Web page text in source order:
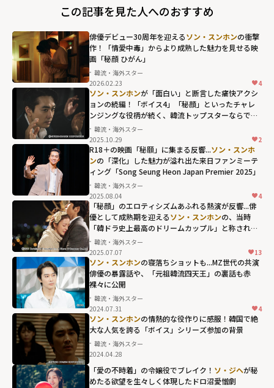
この記事を見た人へのおすすめ
俳優デビュー30周年を迎えるソン・スンホンの衝撃
作！「情愛中毒」からより成熟した魅力を見せる映
画「秘顔 ひがん」
韓流・海外スター
2026.02.23
4
ソン・スンホンが「面白い」と断言した痛快アクシ
ョンの続編！「ボイス4」「秘顔」といったチャレ
ンジングな役柄が続く、韓流トップスターならでは
の抜群のオーラ
韓流・海外スター
2025.10.29
2
R18＋の映画「秘願」に集まる反響...ソン・スンホ
ンの「深化」した魅力が溢れ出た来日ファンミーテ
ィング「Song Seung Heon Japan Premier 2025」
韓流・海外スター
2025.08.04
4
「秘顔」のエロティシズムあふれる熱演が反響...俳
優として成熟期を迎えるソン・スンホンの、当時
「韓ドラ史上最高のドリームカップル」と称された
王道ラブコメ
韓流・海外スター
2025.07.07
13
ソン・スンホンの寝落ちショットも...MZ世代の共演
俳優の暴露話や、「元祖韓流四天王」の裏話も赤
裸々に公開
韓流・海外スター
2024.07.31
4
ソン・スンホンの情熱的な役作りに感服！韓国で絶
大な人気を誇る「ボイス」シリーズ参加の背景
韓流・海外スター
2024.04.28
「愛の不時着」の令嬢役でブレイク！ ソ・ジヘが秘
めたる欲望を生々しく体現したドロ沼愛憎劇